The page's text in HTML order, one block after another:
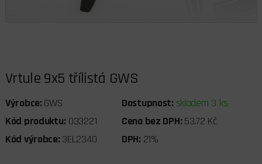
Vrtule 9x5 třílistá GWS
Výrobce: GWS Dostupnost: skladem 3 ks
Kód produktu: 033221 Cena bez DPH: 53,72 Kč
Kód výrobce: 3EL2340 DPH: 21%